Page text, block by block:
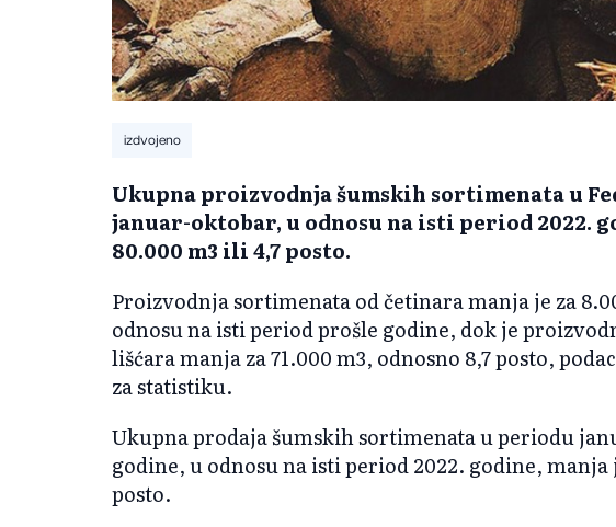
izdvojeno
Ukupna proizvodnja šumskih sortimenata u
januar-oktobar, u odnosu na isti period 2022.
80.000 m3 ili 4,7 posto.
Proizvodnja sortimenata od četinara manja je za
odnosu na isti period prošle godine, dok je
lišćara manja za 71.000 m3, odnosno 8,7 posto,
za statistiku.
Ukupna prodaja šumskih sortimenata u periodu
godine, u odnosu na isti period 2022. godine, manja
posto.